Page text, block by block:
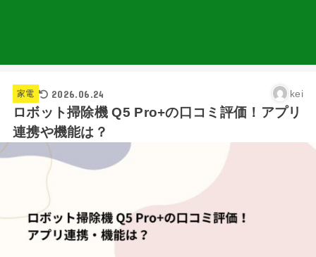
家電 2026.06.24 kei
ロボット掃除機 Q5 Pro+の口コミ評価！アプリ
連携や機能は？